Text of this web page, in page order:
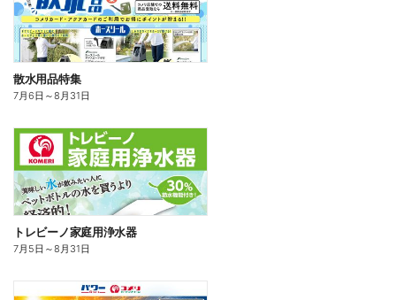
散水用品特集
7月6日 ～8月31日
トレビーノ家庭用浄水器
7月5日 ～8月31日